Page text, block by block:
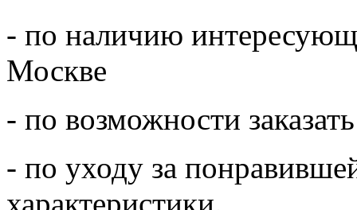
- по наличию
Москве
- по возможности
- по уходу за
характеристики.